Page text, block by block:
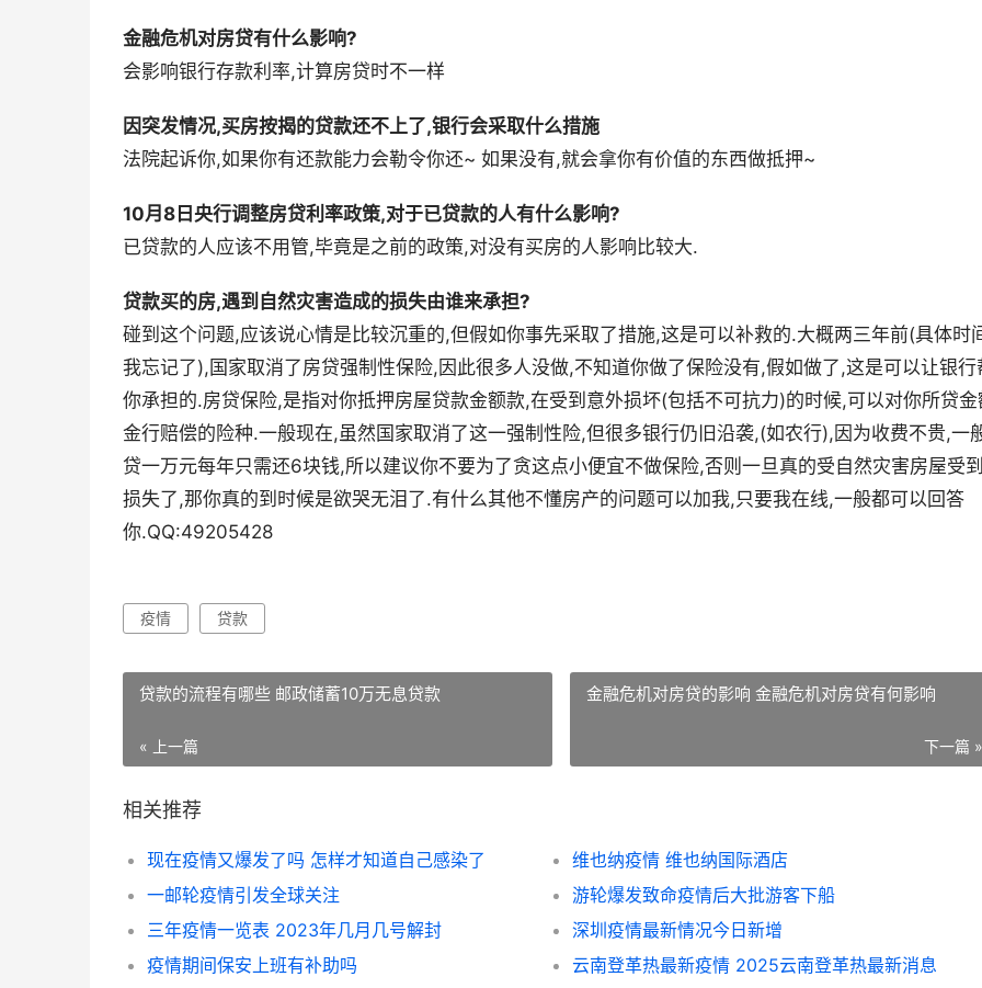
金融危机对房贷有什么影响?
会影响银行存款利率,计算房贷时不一样
因突发情况,买房按揭的贷款还不上了,银行会采取什么措施
法院起诉你,如果你有还款能力会勒令你还~ 如果没有,就会拿你有价值的东西做抵押~
10月8日央行调整房贷利率政策,对于已贷款的人有什么影响?
已贷款的人应该不用管,毕竟是之前的政策,对没有买房的人影响比较大.
贷款买的房,遇到自然灾害造成的损失由谁来承担?
碰到这个问题,应该说心情是比较沉重的,但假如你事先采取了措施,这是可以补救的.大概两三年前(具体时
我忘记了),国家取消了房贷强制性保险,因此很多人没做,不知道你做了保险没有,假如做了,这是可以让银行
你承担的.房贷保险,是指对你抵押房屋贷款金额款,在受到意外损坏(包括不可抗力)的时候,可以对你所贷金
金行赔偿的险种.一般现在,虽然国家取消了这一强制性险,但很多银行仍旧沿袭,(如农行),因为收费不贵,一
贷一万元每年只需还6块钱,所以建议你不要为了贪这点小便宜不做保险,否则一旦真的受自然灾害房屋受到
损失了,那你真的到时候是欲哭无泪了.有什么其他不懂房产的问题可以加我,只要我在线,一般都可以回答
你.QQ:49205428
疫情 贷款
贷款的流程有哪些 邮政储蓄10万无息贷款
« 上一篇
金融危机对房贷的影响 金融危机对房贷有何影响
下一篇 »
相关推荐
现在疫情又爆发了吗 怎样才知道自己感染了
维也纳疫情 维也纳国际酒店
一邮轮疫情引发全球关注
游轮爆发致命疫情后大批游客下船
三年疫情一览表 2023年几月几号解封
深圳疫情最新情况今日新增
疫情期间保安上班有补助吗
云南登革热最新疫情 2025云南登革热最新消息